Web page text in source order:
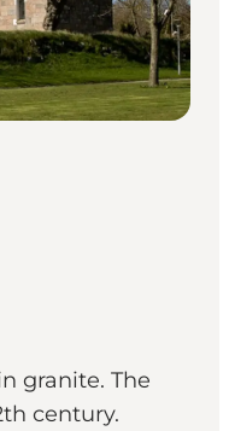
granite. The
century.